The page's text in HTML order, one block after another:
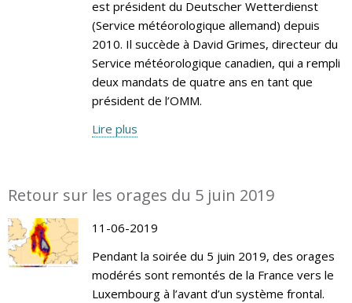
est président du Deutscher Wetterdienst
(Service météorologique allemand) depuis
2010. Il succède à David Grimes, directeur du
Service météorologique canadien, qui a rempli
deux mandats de quatre ans en tant que
président de l’OMM.
Lire plus
Retour sur les orages du 5 juin 2019
11-06-2019
Pendant la soirée du 5 juin 2019, des orages
modérés sont remontés de la France vers le
Luxembourg à l’avant d’un système frontal.